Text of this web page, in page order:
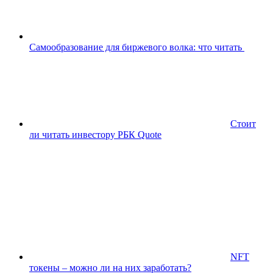
Самообразование для биржевого волка: что читать
Стоит
ли читать инвестору РБК Quote
NFT
токены – можно ли на них заработать?